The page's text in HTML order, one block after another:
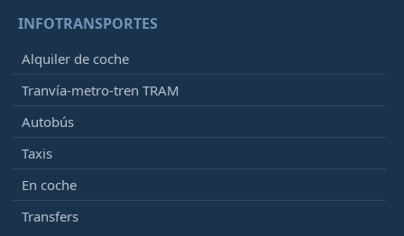
INFOTRANSPORTES
Alquiler de coche
Tranvía-metro-tren TRAM
Autobús
Taxis
En coche
Transfers